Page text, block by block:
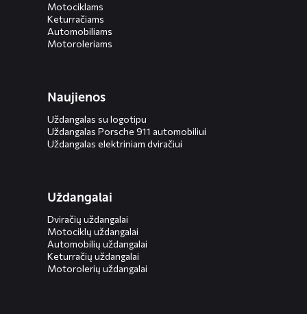
Motociklams
Keturračiams
Automobiliams
Motoroleriams
Naujienos
Uždangalas su logotipu
Uždangalas Porsche 911 automobiliui
Uždangalas elektriniam dviračiui
Uždangalai
Dviračių uždangalai
Motociklų uždangalai
Automobilių uždangalai
Keturračių uždangalai
Motorolerių uždangalai